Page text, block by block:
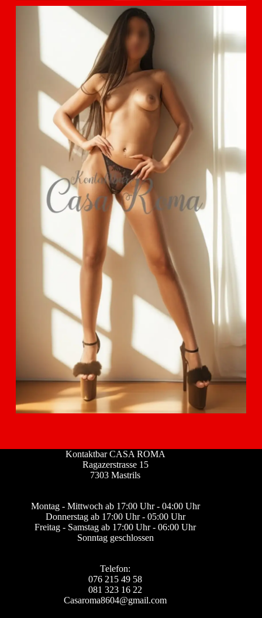
Kontaktbar CASA ROMA
Ragazerstrasse 15
7303 Mastrils
Montag - Mittwoch ab 17:00 Uhr - 04:00 Uhr
Donnerstag ab 17:00 Uhr - 05:00 Uhr
Freitag - Samstag ab 17:00 Uhr - 06:00 Uhr
Sonntag geschlossen
Telefon:
076 215 49 58
081 323 16 22
Casaroma8604@gmail.com